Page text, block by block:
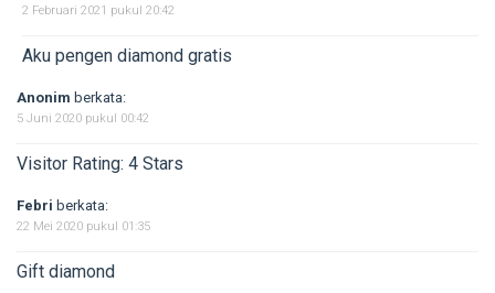
2 Februari 2021 pukul 20:42
Aku pengen diamond gratis
Anonim berkata:
5 Juni 2020 pukul 00:42
Visitor Rating: 4 Stars
Febri berkata:
22 Mei 2020 pukul 01:35
Gift diamond